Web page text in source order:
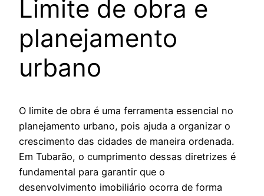
Limite de obra e
planejamento
urbano
O limite de obra é uma ferramenta essencial no
planejamento urbano, pois ajuda a organizar o
crescimento das cidades de maneira ordenada.
Em Tubarão, o cumprimento dessas diretrizes é
fundamental para garantir que o
desenvolvimento imobiliário ocorra de forma